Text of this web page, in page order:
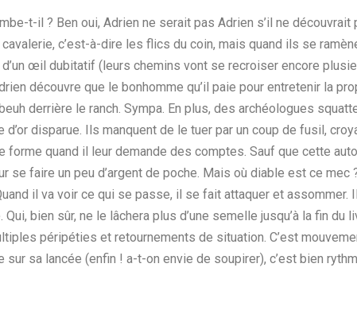
t-il ? Ben oui, Adrien ne serait pas Adrien s’il ne
c’est-à-dire les flics du coin, mais quand ils se
œil dubitatif (leurs chemins vont se recroiser encore
découvre que le bonhomme qu’il paie pour entretenir la
derrière le ranch. Sympa. En plus, des archéologues
d’or disparue. Ils manquent de le tuer par un coup de fusil,
forme quand il leur demande des comptes. Sauf que cette
se faire un peu d’argent de poche. Mais où diable est ce mec
il va voir ce qui se passe, il se fait attaquer et assommer.
bien sûr, ne le lâchera plus d’une semelle jusqu’à la fin du
péripéties et retournements de situation. C’est
sa lancée (enfin ! a-t-on envie de soupirer), c’est bien